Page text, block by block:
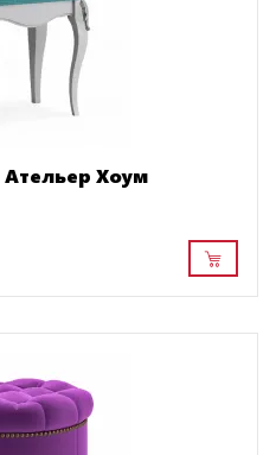
Ательер Хоум